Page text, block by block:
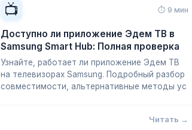
📺 ⏱ 9 мин
Доступно ли приложение Эдем ТВ в
Samsung Smart Hub: Полная проверка
Узнайте, работает ли приложение Эдем ТВ
на телевизорах Samsung. Подробный разбор
совместимости, альтернативные методы ус
Читать →